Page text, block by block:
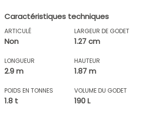
Caractéristiques techniques
ARTICULÉ
Non
LARGEUR DE GODET
1.27 cm
LONGUEUR
2.9 m
HAUTEUR
1.87 m
POIDS EN TONNES
1.8 t
VOLUME DU GODET
190 L